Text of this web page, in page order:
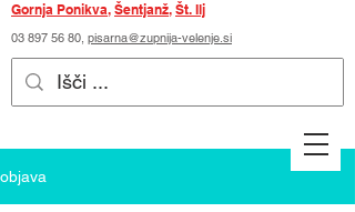
Gornja Ponikva, Šentjanž, Št. Ilj
03 897 56 80, pisarna@zupnija-velenje.si
objava